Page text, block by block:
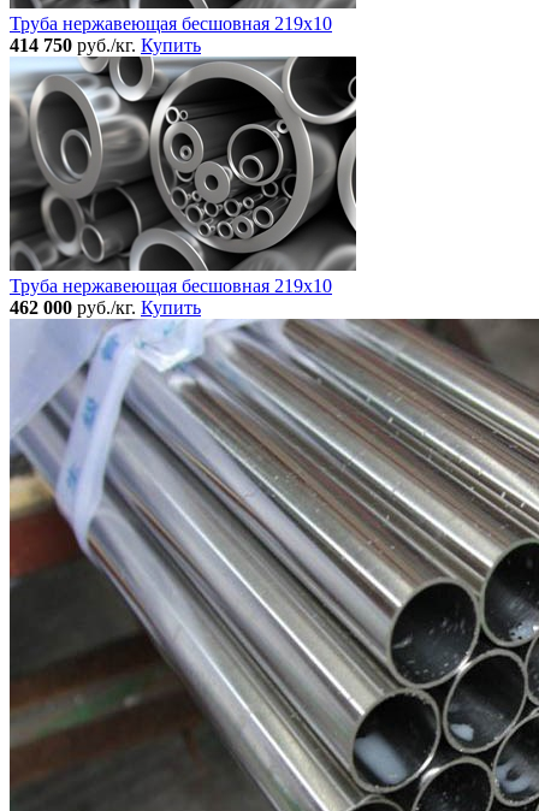
Труба нержавеющая бесшовная 219x10
414 750 руб./кг. Купить
Труба нержавеющая бесшовная 219x10
462 000 руб./кг. Купить